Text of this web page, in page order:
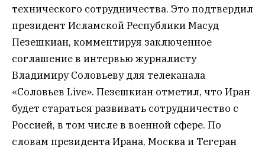
технического сотрудничества. Это подтвердил
президент Исламской Республики Масуд
Пезешкиан, комментируя заключенное
соглашение в интервью журналисту
Владимиру Соловьеву для телеканала
«Соловьев Live». Пезешкиан отметил, что Иран
будет стараться развивать сотрудничество с
Россией, в том числе в военной сфере. По
словам президента Ирана, Москва и Тегеран